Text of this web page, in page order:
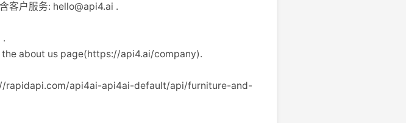
客户服务: hello@api4.ai .
.
the about us page(https://api4.ai/company).
rapidapi.com/api4ai-api4ai-default/api/furniture-and-